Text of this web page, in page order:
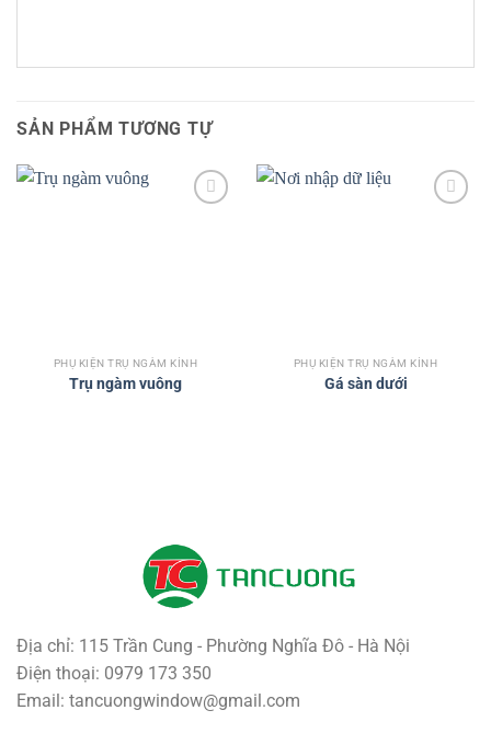
SẢN PHẨM TƯƠNG TỰ
PHỤ KIỆN TRỤ NGÀM KÍNH
Trụ ngàm vuông
PHỤ KIỆN TRỤ NGÀM KÍNH
Gá sàn dưới
Địa chỉ: 115 Trần Cung - Phường Nghĩa Đô - Hà Nội
Điện thoại: 0979 173 350
Email: tancuongwindow@gmail.com